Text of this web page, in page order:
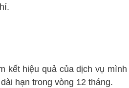
hiệu quả của dịch vụ mình
hạn trong vòng 12 tháng.